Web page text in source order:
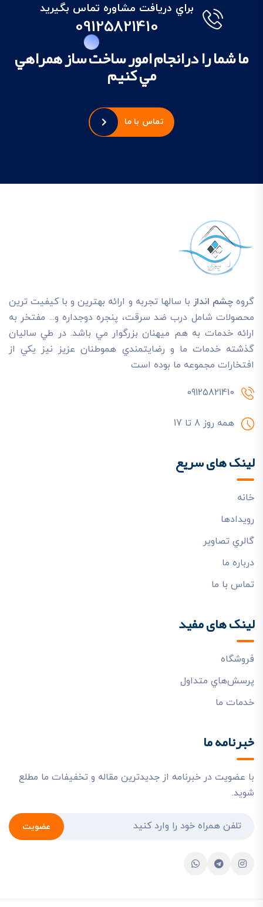
براي دريافت مشاوره تماس بگيريد
09125821410
ما شما را درانجام امور ساخت ساز همراهي
مي کنيم
تماس با ما
گروهچشم انداز با سالها تجربه و ارائه بهترين و با کيفيت ترين
محصولات شامل درب ضد سرقت، پنجره دوجداره و... مفتخر به
ارائه خدمات به هم ميهنان بزرگوار مي باشد. در طي ساليان
گذشته خدمات ما و رضايتمندي هموطنان عزيز نيز يکي از
افتخارات مجموعه ما بوده است
09125821410
همه روز 8 تا 17
لینک های سریع
خانه
رويدادها
گالري تصاوير
درباره ما
تماس با ما
لینک های مفید
فروشگاه
پرسش‌هاي متداول
خدمات ما
خبرنامه ما
با عضویت در خبرنامه از جدیدترین مقاله و تخفیفات ما مطلع
شوید.
عضویت